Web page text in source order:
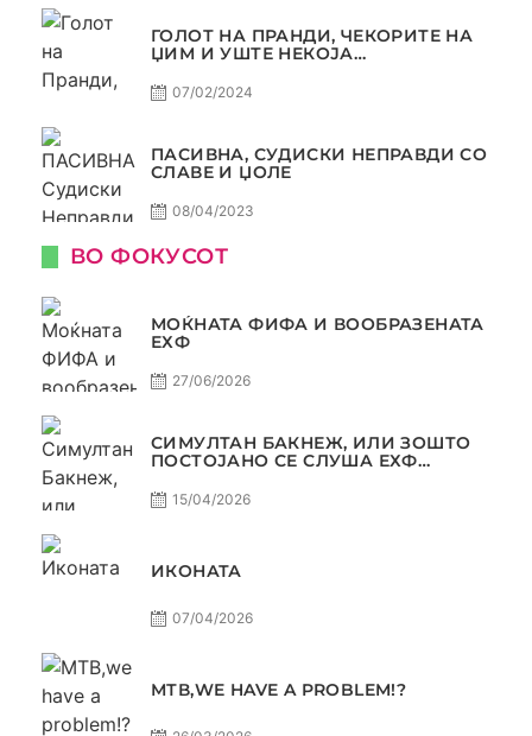
ГОЛОТ НА ПРАНДИ, ЧЕКОРИТЕ НА
ЏИМ И УШТЕ НЕКОЈА
САМО РАКОМЕТ
07/02/2024
ПАСИВНА, СУДИСКИ НЕПРАВДИ СО
СЛАВЕ И ЏОЛЕ
08/04/2023
ВО ФОКУСОТ
МОЌНАТА ФИФА И ВООБРАЗЕНАТА
ЕХФ
27/06/2026
СИМУЛТАН БАКНЕЖ, ИЛИ ЗОШТО
ПОСТОЈАНО СЕ СЛУША ЕХФ
15/04/2026
ИКОНАТА
07/04/2026
МТВ,WE HAVE A PROBLEM!?